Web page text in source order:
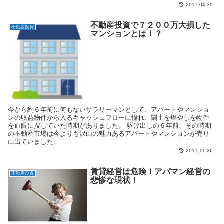
2017.04.30
不動産投資
不動産投資で７２００万大損した
マンションとは！？
今から約６年前に何もないサラリーマンとして、アパートやマンショ
ンの収益物件から入るキャッシュフローに憧れ、闘士を燃やしを物件
を血眼に捜していた時期がありました。 駆け出しの６年前、その時期
の不動産市場は今よりも沢山の魅力あるアパートやマンションが売り
に出ていました。
2017.11.26
不動産投資
賃貸経営は危険！アパマン経営の
悲惨な現状！